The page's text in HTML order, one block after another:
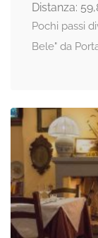
Distanza:
Pochi passi
Bele" da